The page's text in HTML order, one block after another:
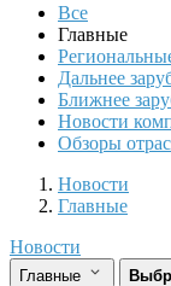
Все
Главные
Дальнее
Ближнее
Новости
Обзоры
Новости
Разделы
Новости
Главные
Новости
Главные